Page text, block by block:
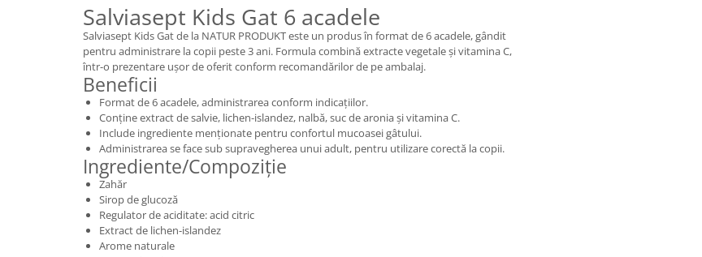
Salviasept Kids Gat 6 acadele
Salviasept Kids Gat de la NATUR PRODUKT este un produs în format de 6 acadele, gândit
pentru administrare la copii peste 3 ani. Formula combină extracte vegetale și vitamina C,
într-o prezentare ușor de oferit conform recomandărilor de pe ambalaj.
Beneficii
Format de 6 acadele, administrarea conform indicațiilor.
Conține extract de salvie, lichen-islandez, nalbă, suc de aronia și vitamina C.
Include ingrediente menționate pentru confortul mucoasei gâtului.
Administrarea se face sub supravegherea unui adult, pentru utilizare corectă la copii.
Ingrediente/Compoziție
Zahăr
Sirop de glucoză
Regulator de aciditate: acid citric
Extract de lichen-islandez
Arome naturale